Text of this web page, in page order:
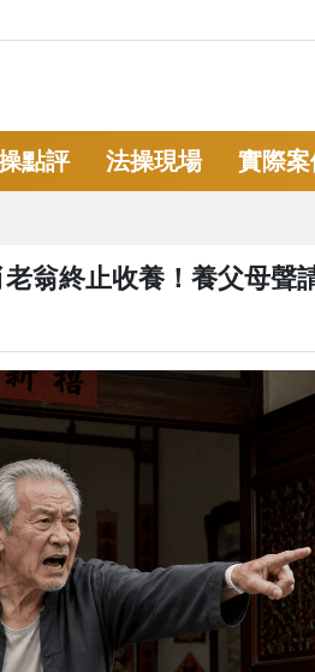
點評 法操現場 實際案
老翁終止收養！養父母聲